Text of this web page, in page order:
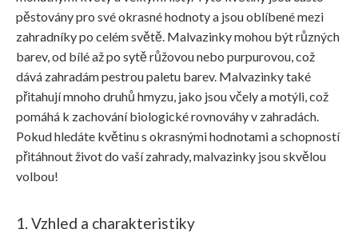
pěstovány pro své okrasné hodnoty a jsou oblíbené mezi
zahradníky po celém světě. Malvazinky mohou být různých
barev, od bílé až po sytě růžovou nebo purpurovou, což
dává zahradám pestrou paletu barev. Malvazinky také
přitahují mnoho druhů hmyzu, jako jsou včely a motýli, což
pomáhá k zachování biologické rovnováhy v zahradách.
Pokud hledáte květinu s okrasnými hodnotami a schopností
přitáhnout život do vaší zahrady, malvazinky jsou skvělou
volbou!
1. Vzhled a charakteristiky